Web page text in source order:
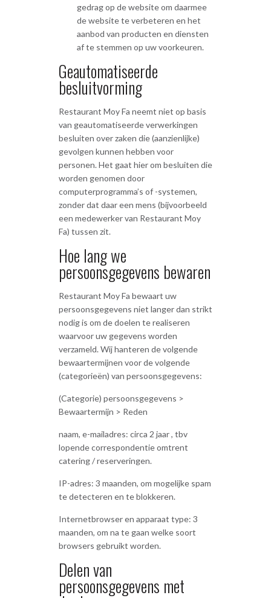
gedrag op de website om daarmee
de website te verbeteren en het
aanbod van producten en diensten
af te stemmen op uw voorkeuren.
Geautomatiseerde
besluitvorming
Restaurant Moy Fa neemt niet op basis
van geautomatiseerde verwerkingen
besluiten over zaken die (aanzienlijke)
gevolgen kunnen hebben voor
personen. Het gaat hier om besluiten die
worden genomen door
computerprogramma’s of -systemen,
zonder dat daar een mens (bijvoorbeeld
een medewerker van Restaurant Moy
Fa) tussen zit.
Hoe lang we
persoonsgegevens bewaren
Restaurant Moy Fa bewaart uw
persoonsgegevens niet langer dan strikt
nodig is om de doelen te realiseren
waarvoor uw gegevens worden
verzameld. Wij hanteren de volgende
bewaartermijnen voor de volgende
(categorieën) van persoonsgegevens:
(Categorie) persoonsgegevens >
Bewaartermijn > Reden
naam, e-mailadres: circa 2 jaar , tbv
lopende correspondentie omtrent
catering / reserveringen.
IP-adres: 3 maanden, om mogelijke spam
te detecteren en te blokkeren.
Internetbrowser en apparaat type: 3
maanden, om na te gaan welke soort
browsers gebruikt worden.
Delen van
persoonsgegevens met